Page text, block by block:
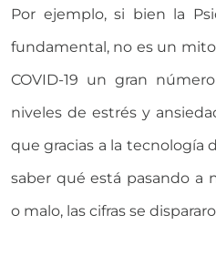
Por ejemplo, si bien la
fundamental, no es un
COVID-19 un gran
niveles de estrés y
que gracias a la tecnología
saber qué está pasando a
o malo, las cifras se